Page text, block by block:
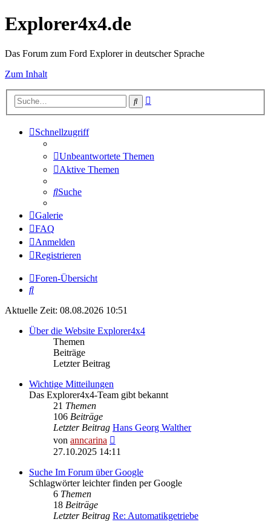
Explorer4x4.de
Das Forum zum Ford Explorer in deutscher Sprache
Zum Inhalt
Suche
Schnellzugriff
Unbeantwortete Themen
Aktive Themen
Suche
Galerie
FAQ
Anmelden
Registrieren
Foren-Übersicht
Suche
Aktuelle Zeit: 08.08.2026 10:51
Über die Website Explorer4x4
Themen
Beiträge
Letzter Beitrag
Wichtige Mitteilungen
Das Explorer4x4-Team gibt bekannt
21 Themen
106 Beiträge
Letzter Beitrag Hans Georg Walther
von anncarina
Beitrag
27.10.2025 14:11
Suche Im Forum über Google
Schlagwörter leichter finden per Google
6 Themen
18 Beiträge
Letzter Beitrag Re: Automatikgetriebe